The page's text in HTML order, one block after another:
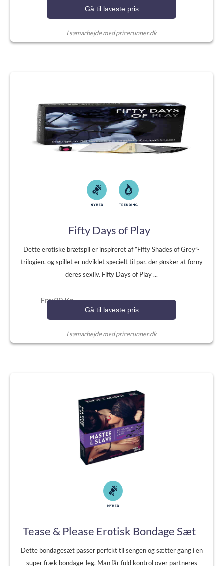
Gå til laveste pris
I samarbejde med pricerunner.dk
Fifty Days of Play
Dette erotiske brætspil er inspireret af ”Fifty Shades of Grey”-
trilogien, og spillet er udviklet specielt til par, der ønsker at forny
deres sexliv. Fifty Days of Play ...
Fra:99 Kr.
Gå til laveste pris
I samarbejde med pricerunner.dk
Tease & Please Erotisk Bondage Sæt
Dette bondagesæt passer perfekt til sengen og sætter gang i en
super fræk bondage-leg. Man får fuld kontrol over partneres